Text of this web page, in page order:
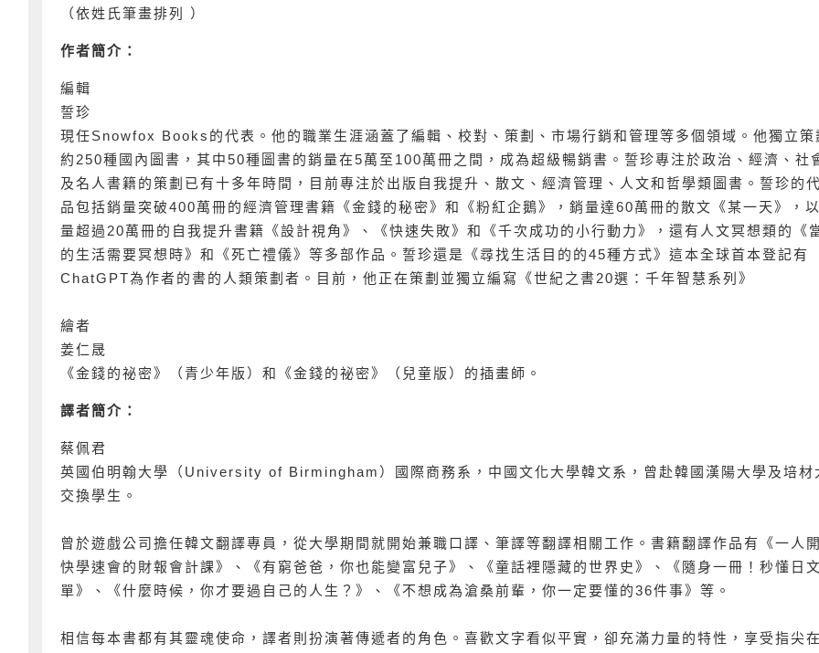
（依姓氏筆畫排列 ）
作者簡介：
編輯
誓珍
現任Snowfox Books的代表。他的職業生涯涵蓋了編輯、校對、策劃、市場行銷和管理等多個領域。他獨立策
約250種國內圖書，其中50種圖書的銷量在5萬至100萬冊之間，成為超級暢銷書。誓珍專注於政治、經濟、社
及名人書籍的策劃已有十多年時間，目前專注於出版自我提升、散文、經濟管理、人文和哲學類圖書。誓珍的
品包括銷量突破400萬冊的經濟管理書籍《金錢的秘密》和《粉紅企鵝》，銷量達60萬冊的散文《某一天》，
量超過20萬冊的自我提升書籍《設計視角》、《快速失敗》和《千次成功的小行動力》，還有人文冥想類的《
的生活需要冥想時》和《死亡禮儀》等多部作品。誓珍還是《尋找生活目的的45種方式》這本全球首本登記有
ChatGPT為作者的書的人類策劃者。目前，他正在策劃並獨立編寫《世紀之書20選：千年智慧系列》
繪者
姜仁晟
《金錢的祕密》（青少年版）和《金錢的祕密》（兒童版）的插畫師。
譯者簡介：
蔡佩君
英國伯明翰大學（University of Birmingham）國際商務系，中國文化大學韓文系，曾赴韓國漢陽大學及培材
交換學生。
曾於遊戲公司擔任韓文翻譯專員，從大學期間就開始兼職口譯、筆譯等翻譯相關工作。書籍翻譯作品有《一人
快學速會的財報會計課》、《有窮爸爸，你也能變富兒子》、《童話裡隱藏的世界史》、《隨身一冊！秒懂日
單》、《什麼時候，你才要過自己的人生？》、《不想成為滄桑前輩，你一定要懂的36件事》等。
相信每本書都有其靈魂使命，譯者則扮演著傳遞者的角色。喜歡文字看似平實，卻充滿力量的特性，享受指尖